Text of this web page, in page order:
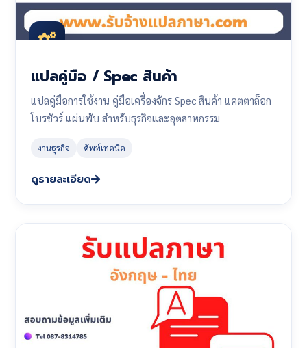
แปลคู่มือ / Spec สินค้า
แปลคู่มือการใช้งาน คู่มือเครื่องจักร Spec สินค้า แคตตาล็อก
โบรชัวร์ แผ่นพับ สำหรับธุรกิจและอุตสาหกรรม
งานธุรกิจ ศัพท์เทคนิค
ดูรายละเอียด